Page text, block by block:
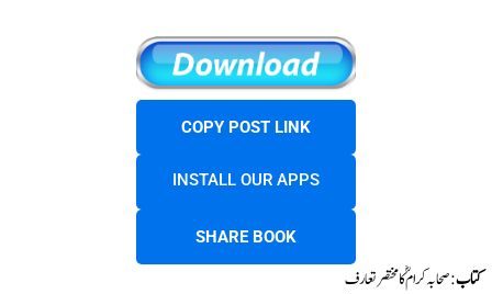
COPY POST LINK
INSTALL OUR APPS
SHARE BOOK
کتاب: صحابہ کرامؓ کا مختصر تعارف